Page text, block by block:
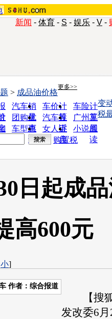
新闻 - 体育 - S - 娱乐 - V -
更多>>
汽车销
量
车价计
算
车险计
算
团购优
惠
汽车投
诉
广州车
展
车型查
询
女人宝
典
小说阅
读
> 成品油价格
变
税
购置税
日起成
高600元
小]
作者：综合报道
【搜狐
发改委6